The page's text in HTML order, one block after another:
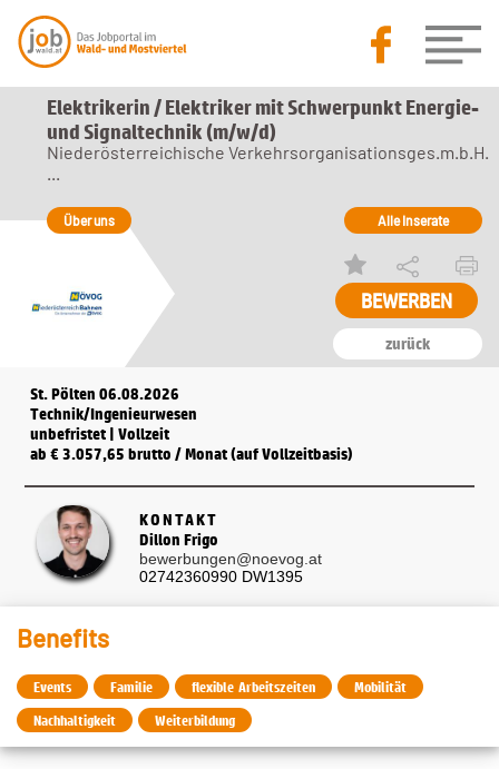
Elektrikerin / Elektriker mit Schwerpunkt Energie-
und Signaltechnik (m/w/d)
zurück
Niederösterreichische Verkehrsorganisationsges.m.b.H.
...
Über uns Alle Inserate
St. Pölten 06.08.2026
Technik/Ingenieurwesen
unbefristet | Vollzeit
ab € 3.057,65 brutto / Monat (auf Vollzeitbasis)
KONTAKT
Dillon Frigo
bewerbungen@noevog.at
02742360990 DW1395
Benefits
Events Familie flexible Arbeitszeiten
Mobilität
Nachhaltigkeit
Weiterbildung